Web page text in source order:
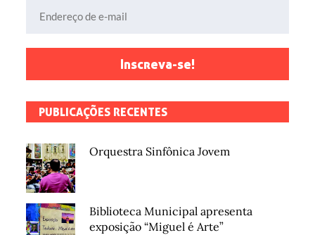
Inscreva-se!
PUBLICAÇÕES RECENTES
Orquestra Sinfônica Jovem
Biblioteca Municipal apresenta
exposição “Miguel é Arte”